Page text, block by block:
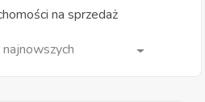
na sprzedaż